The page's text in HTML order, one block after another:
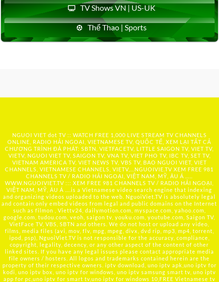
TV Shows VN | US-UK
Thể Thao | Sports
NGUOI VIET dot TV :: WATCH FREE 1,000 LIVE STREAM TV CHANNELS
ONLINE, RADIO HẢI NGOẠI, VIETNAMESE TV, QUỐC TẾ, XEM LẠI TẤT CẢ
CHƯƠNG TRÌNH ĐÃ PHÁT: SBTN, VIETFACETV, LITTLE SAIGON TV, VIET TV,
VIETV, NGUOI VIET TV, SAIGON TV, VNA TV, VIET PHO TV, IBC TV, SET TV,
VIETNAM AMERICA TV, VIET NEWS TV, VBS TV, BAO NGUOI VIET, VIET
CHANNELS, VIETNAMESE CHANNELS, VIETV,... NGUOIVIE.TV XEM FREE 981
CHANNELS TV / RADIO HẢI NGOẠI, VIỆT NAM, MỸ, ÂU Á …..
WWW.NGUOIVIET.TV ::: XEM FREE 981 CHANNELS TV / RADIO HẢI NGOẠI,
VIỆT NAM, MỸ, ÂU Á ….is a Vietnamese video search engine that indexing
and organizing videos uploaded to the web. NguoiViet.TV is absolutely legal
and contain only embed videos from legal and public domains on the Internet
such as filmon , Viettv24, dailymotion.com, myspace.com, yahoo.com,
google.com, tudou.com, veoh, saigon tv, youku.com, youtube.com, Saigon TV,
VietFace TV, VBS, SBTN and others. We do not host or upload any video,
films, media files (avi, mov, flv, mpg, mpeg, divx, dvd rip, mp3, mp4, torrent,
ipod, psp), NguoiViet.TV is not responsible for the accuracy, compliance,
copyright, legality, decency, or any other aspect of the content of other
linked sites. If you have any legal issues please contact appropriate media
file owners / hosters. All logos and trademarks contained herein are the
property of their respective owners. iptv download, uno iptv apk,uno iptv for
kodi, uno iptv box, uno iptv for windows, uno iptv samsung smart tv, uno iptv
app for pc,uno iptv for smart tv,uno iptv for windows 10,FREE Vietnamese tv